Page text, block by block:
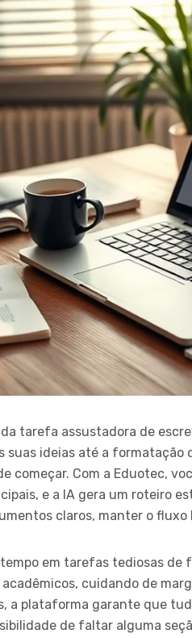
tarefa assustadora de
suas ideias até a
começar. Com a Eduotec,
e a IA gera um roteiro
claros, manter o
em tarefas tediosas
cuidando de
a plataforma garante que
de faltar alguma